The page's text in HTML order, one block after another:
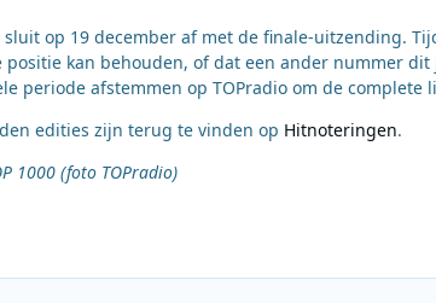
sluit op 19 december af met de finale-uitzending.
positie kan behouden, of dat een ander nummer
periode afstemmen op TOPradio om de complete
edities zijn terug te vinden op Hitnoteringen.
1000 (foto TOPradio)